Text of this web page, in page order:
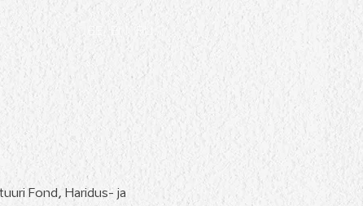
EE RU
Fond, Haridus- ja